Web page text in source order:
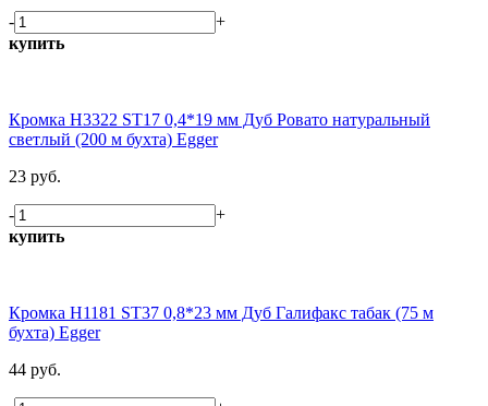
-
+
купить
Кромка H3322 ST17 0,4*19 мм Дуб Ровато натуральный
светлый (200 м бухта) Egger
23 руб.
-
+
купить
Кромка H1181 ST37 0,8*23 мм Дуб Галифакс табак (75 м
бухта) Egger
44 руб.